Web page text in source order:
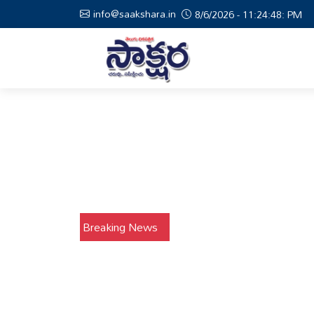
info@saakshara.in 8/6/2026 - 11:24:48: PM
Breaking News